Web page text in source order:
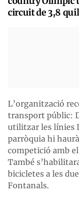
circuit de 3,8
L’organització
transport públic:
utilitzar les línies
parròquia hi
competició amb
També
bicicletes a les
Fontanals.